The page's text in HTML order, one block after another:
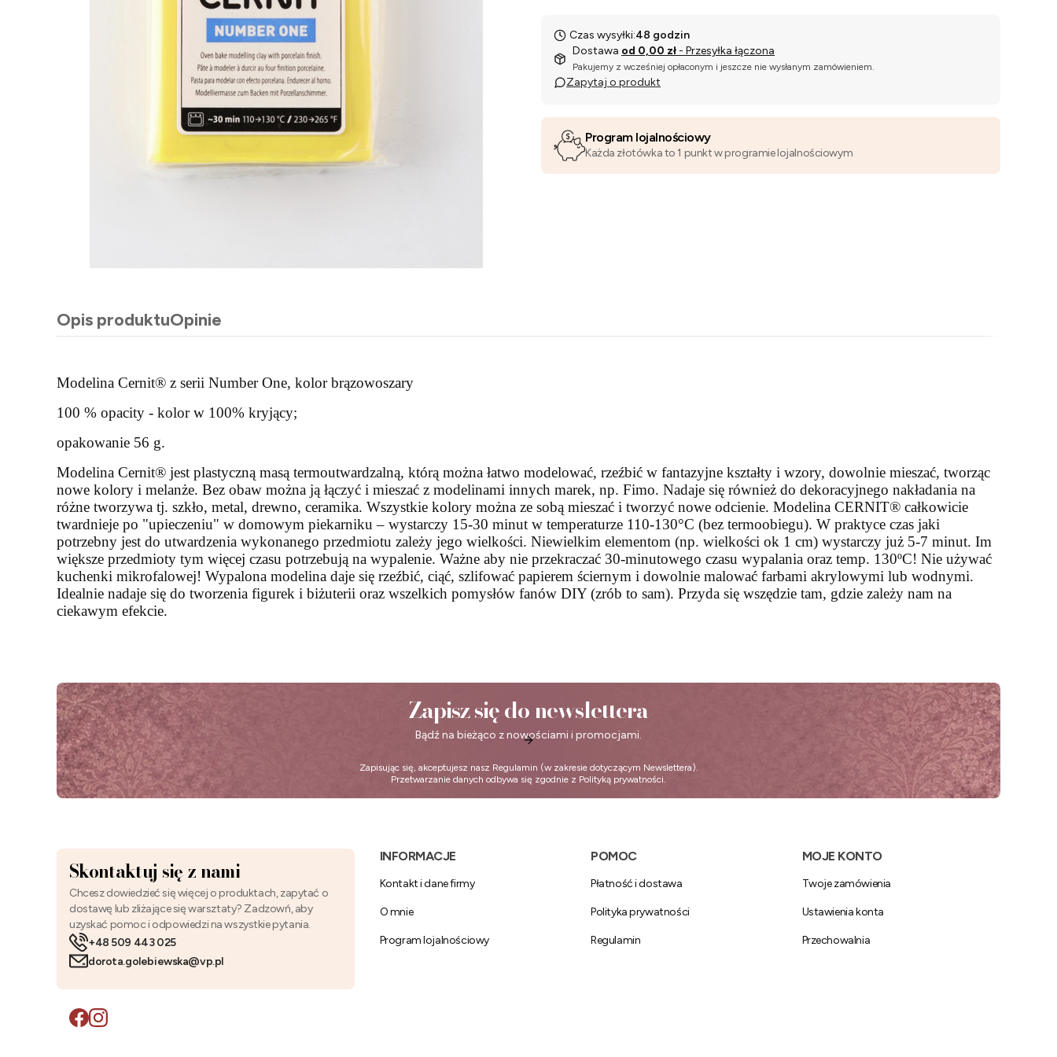
Czas wysyłki:48 godzin
Dostawa od 0,00 zł - Przesyłka łączona
Pakujemy z wcześniej opłaconym i jeszcze nie wysłanym zamówieniem.
Zapytaj o produkt
Program lojalnościowy
Każda złotówka to 1 punkt w programie lojalnościowym
Opis produktuOpinie
Modelina Cernit® z serii Number One, kolor brązowoszary
100 % opacity - kolor w 100% kryjący;
opakowanie 56 g.
Modelina Cernit® jest plastyczną masą termoutwardzalną, którą można łatwo modelować, rzeźbić w fantazyjne kształty i wzory, dowolnie mieszać, tworząc
nowe kolory i melanże. Bez obaw można ją łączyć i mieszać z modelinami innych marek, np. Fimo. Nadaje się również do dekoracyjnego nakładania na
różne tworzywa tj. szkło, metal, drewno, ceramika. Wszystkie kolory można ze sobą mieszać i tworzyć nowe odcienie. Modelina CERNIT® całkowicie
twardnieje po "upieczeniu" w domowym piekarniku – wystarczy 15-30 minut w temperaturze 110-130°C (bez termoobiegu). W praktyce czas jaki
potrzebny jest do utwardzenia wykonanego przedmiotu zależy jego wielkości. Niewielkim elementom (np. wielkości ok 1 cm) wystarczy już 5-7 minut. Im
większe przedmioty tym więcej czasu potrzebują na wypalenie. Ważne aby nie przekraczać 30-minutowego czasu wypalania oraz temp. 130ºC! Nie używać
kuchenki mikrofalowej! Wypalona modelina daje się rzeźbić, ciąć, szlifować papierem ściernym i dowolnie malować farbami akrylowymi lub wodnymi.
Idealnie nadaje się do tworzenia figurek i biżuterii oraz wszelkich pomysłów fanów DIY (zrób to sam). Przyda się wszędzie tam, gdzie zależy nam na
ciekawym efekcie.
Zapisz się do newslettera
Bądź na bieżąco z nowościami i promocjami.
Zapisując się, akceptujesz nasz Regulamin (w zakresie dotyczącym Newslettera).
Przetwarzanie danych odbywa się zgodnie z Polityką prywatności.
Skontaktuj się z nami
Chcesz dowiedzieć się więcej o produktach, zapytać o
dostawę lub zliżające się warsztaty? Zadzowń, aby
uzyskać pomoc i odpowiedzi na wszystkie pytania.
+48 509 443 025
dorota.golebiewska@vp.pl
Linki w stopce
INFORMACJE
Kontakt i dane firmy
O mnie
Program lojalnościowy
POMOC
Płatność i dostawa
Polityka prywatności
Regulamin
MOJE KONTO
Twoje zamówienia
Ustawienia konta
Przechowalnia